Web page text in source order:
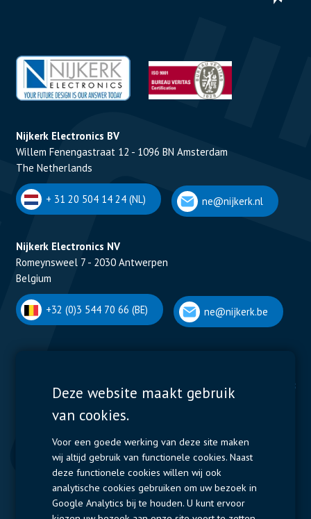
Nijkerk Electronics BV
Willem Fenengastraat 12 - 1096 BN Amsterdam
The Netherlands
+ 31 20 504 14 24 (NL) ne@nijkerk.nl
Nijkerk Electronics NV
Romeynsweel 7 - 2030 Antwerpen
Belgium
+32 (0)3 544 70 66 (BE) ne@nijkerk.be
Display Solutions
Displays
Power Solutions
Contactors & Fuses
Measurement
Resistors
Deze website maakt gebruik
van cookies.
Voor een goede werking van deze site maken
wij altijd gebruik van functionele cookies. Naast
deze functionele cookies willen wij ook
analytische cookies gebruiken om uw bezoek in
Google Analytics bij te houden. U kunt ervoor